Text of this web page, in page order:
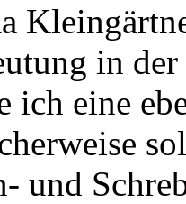
in
ich eine
und